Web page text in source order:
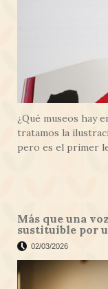
¿Qué museos hay
tratamos la
pero es el primer
Más que una
sustituible por
02/03/2026